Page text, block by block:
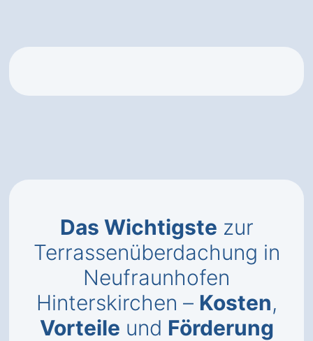
Das Wichtigste zur
Terrassenüberdachung in
Neufraunhofen
Hinterskirchen – Kosten,
Vorteile und Förderung